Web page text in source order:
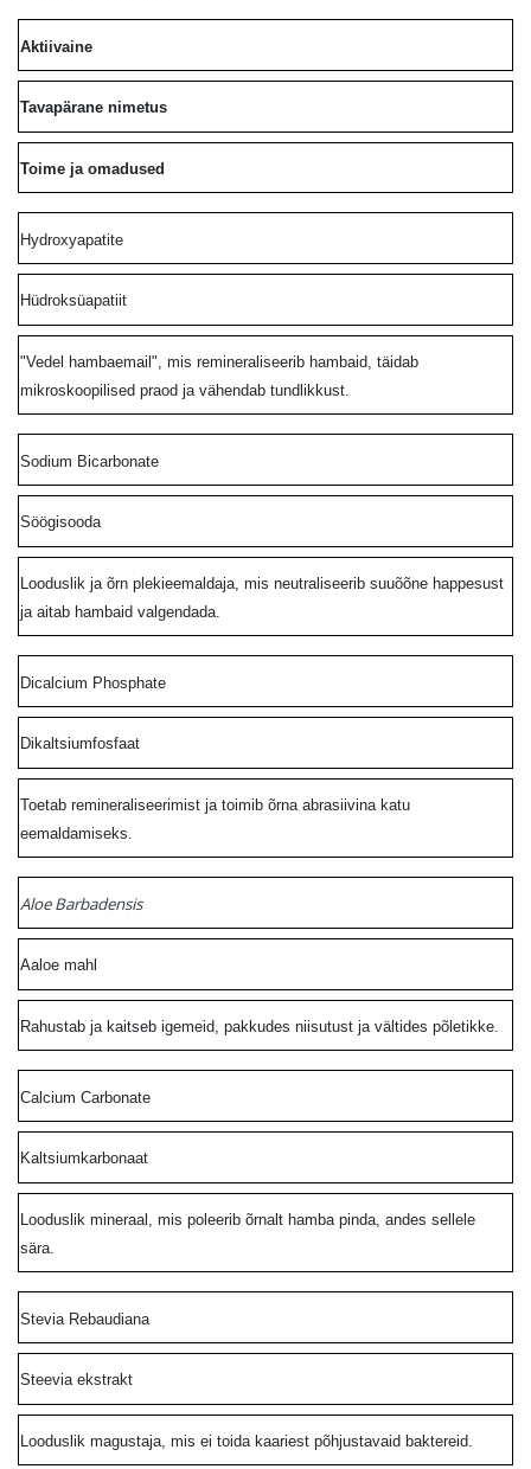
Aktiivaine
Tavapärane nimetus
Toime ja omadused
Hydroxyapatite
Hüdroksüapatiit
"Vedel hambaemail", mis remineraliseerib hambaid, täidab
mikroskoopilised praod ja vähendab tundlikkust.
Sodium Bicarbonate
Söögisooda
Looduslik ja õrn plekieemaldaja, mis neutraliseerib suuõõne happesust
ja aitab hambaid valgendada.
Dicalcium Phosphate
Dikaltsiumfosfaat
Toetab remineraliseerimist ja toimib õrna abrasiivina katu
eemaldamiseks.
Aloe Barbadensis
Aaloe mahl
Rahustab ja kaitseb igemeid, pakkudes niisutust ja vältides põletikke.
Calcium Carbonate
Kaltsiumkarbonaat
Looduslik mineraal, mis poleerib õrnalt hamba pinda, andes sellele
sära.
Stevia Rebaudiana
Steevia ekstrakt
Looduslik magustaja, mis ei toida kaariest põhjustavaid baktereid.